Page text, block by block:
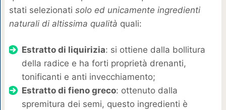
stati selezionati solo ed unicamente ingredienti
naturali di altissima qualità quali:
Estratto di liquirizia: si ottiene dalla bollitura
della radice e ha forti proprietà drenanti,
tonificanti e anti invecchiamento;
Estratto di fieno greco: ottenuto dalla
spremitura dei semi, questo ingredienti è